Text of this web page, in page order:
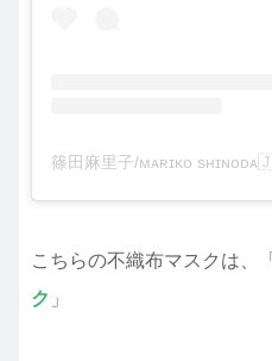
こちらの不織布マスクは、「
ク 」